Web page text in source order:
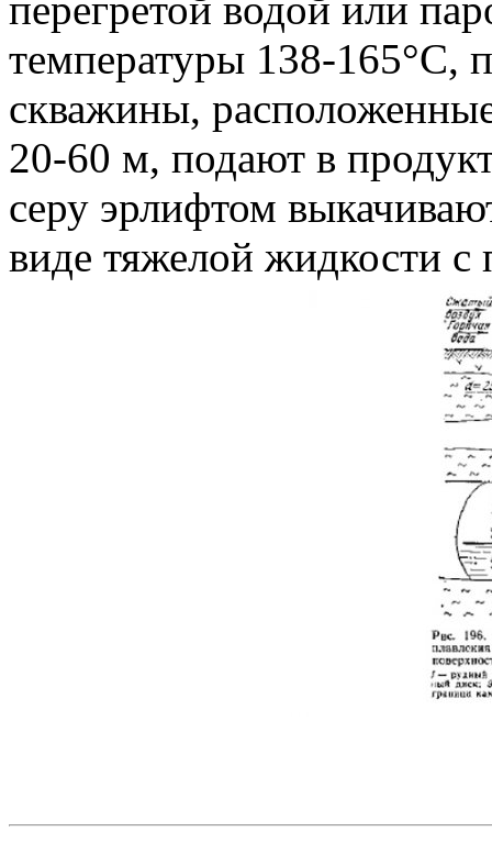
температуры 138-165°С,
скважины,
20-60 м, подают в
серу эрлифтом
виде тяжелой жидкости с